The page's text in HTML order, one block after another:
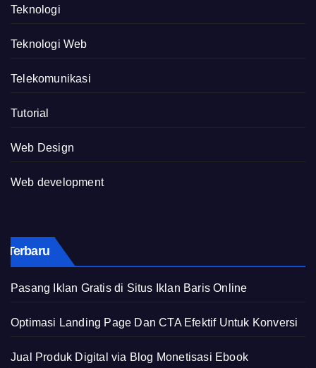
Teknologi
Teknologi Web
Telekomunikasi
Tutorial
Web Design
Web development
Terbaru
Pasang Iklan Gratis di Situs Iklan Baris Online
Optimasi Landing Page Dan CTA Efektif Untuk Konversi
Jual Produk Digital via Blog Monetisasi Ebook